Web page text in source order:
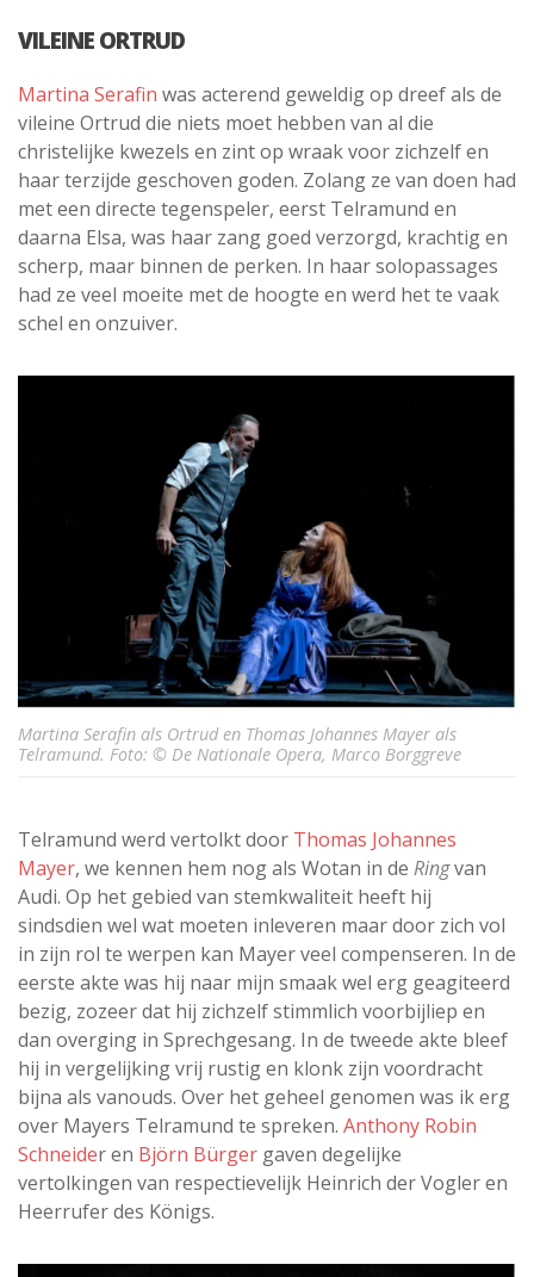
VILEINE ORTRUD
Martina Serafin was acterend geweldig op dreef als de
vileine Ortrud die niets moet hebben van al die
christelijke kwezels en zint op wraak voor zichzelf en
haar terzijde geschoven goden. Zolang ze van doen had
met een directe tegenspeler, eerst Telramund en
daarna Elsa, was haar zang goed verzorgd, krachtig en
scherp, maar binnen de perken. In haar solopassages
had ze veel moeite met de hoogte en werd het te vaak
schel en onzuiver.
Martina Serafin als Ortrud en Thomas Johannes Mayer als
Telramund. Foto: © De Nationale Opera, Marco Borggreve
Telramund werd vertolkt door Thomas Johannes
Mayer, we kennen hem nog als Wotan in de Ringvan
Audi. Op het gebied van stemkwaliteit heeft hij
sindsdien wel wat moeten inleveren maar door zich vol
in zijn rol te werpen kan Mayer veel compenseren. In de
eerste akte was hij naar mijn smaak wel erg geagiteerd
bezig, zozeer dat hij zichzelf stimmlich voorbijliep en
dan overging in Sprechgesang. In de tweede akte bleef
hij in vergelijking vrij rustig en klonk zijn voordracht
bijna als vanouds. Over het geheel genomen was ik erg
over Mayers Telramund te spreken. Anthony Robin
Schneider en Björn Bürger gaven degelijke
vertolkingen van respectievelijk Heinrich der Vogler en
Heerrufer des Königs.